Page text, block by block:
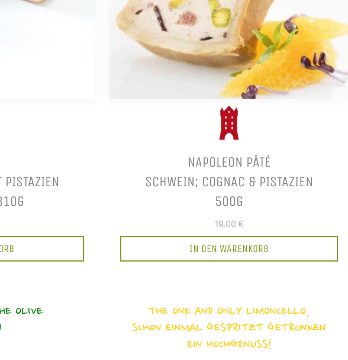
NAPOLEON PÂTÉ
SCHWEIN; COGNAC & PISTAZIEN
500G
19,00 €
IN DEN WARENKORB
OLIVE
THE ONE AND ONLY LIMONCELLO,
SCHON EINMAL GESPRITZT GETRUNKEN
EIN HOCHGENUSS!